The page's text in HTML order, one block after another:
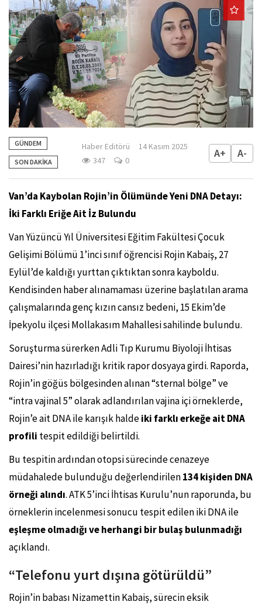
GÜNDEM
SON DAKİKA
Haber Editörü
14 Kasım 2025
347
0
A+ A-
Van’da Kaybolan Rojin’in Ölümünde Yeni DNA Detayı:
İki Farklı Eriğe Ait İz Bulundu
Van Yüzüncü Yıl Üniversitesi Eğitim Fakültesi Çocuk
Gelişimi Bölümü 1’inci sınıf öğrencisi Rojin Kabaiş, 27
Eylül’de kaldığı yurttan çıktıktan sonra kayboldu.
Kendisinden haber alınamaması üzerine başlatılan arama
çalışmalarında genç kızın cansız bedeni, 15 Ekim’de
İpekyolu ilçesi Mollakasım Mahallesi sahilinde bulundu.
Soruşturma sürerken Adli Tıp Kurumu Biyoloji İhtisas
Dairesi’nin hazırladığı kritik rapor dosyaya girdi. Raporda,
Rojin’in göğüs bölgesinden alınan “sternal bölge” ve
“intra vajinal 5” olarak adlandırılan vajina içi örneklerde,
Rojin’e ait DNA ile karışık haldeiki farklı erkeğe ait DNA
profili tespit edildiği belirtildi.
Bu tespitin ardından otopsi sürecinde cenazeye
müdahalede bulunduğu değerlendirilen134 kişiden DNA
örneği alındı. ATK 5’inci İhtisas Kurulu’nun raporunda, bu
örneklerin incelenmesi sonucu tespit edilen iki DNA ile
eşleşme olmadığı ve herhangi bir bulaş bulunmadığı
açıklandı.
“Telefonu yurt dışına götürüldü”
Rojin’in babası Nizamettin Kabaiş, sürecin eksik